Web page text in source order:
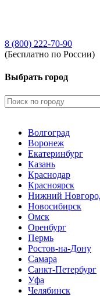
8 (800) 222-70-90
(Бесплатно по России)
Выбрать город
Волгоград
Воронеж
Екатеринбург
Казань
Краснодар
Красноярск
Нижний
Новосибирск
Омск
Оренбург
Пермь
Ростов-на-Дону
Самара
Санкт-Петербург
Уфа
Челябинск